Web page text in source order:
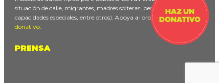
situación de calle, migrantes, madres solteras, personas con
capacidades especiales, entre otros). Apoya al proyectohaciendo un
donativo.
PRENSA